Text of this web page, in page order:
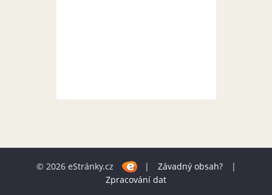
© 2026 eStránky.cz | Závadný obsah?
|
Zpracování dat